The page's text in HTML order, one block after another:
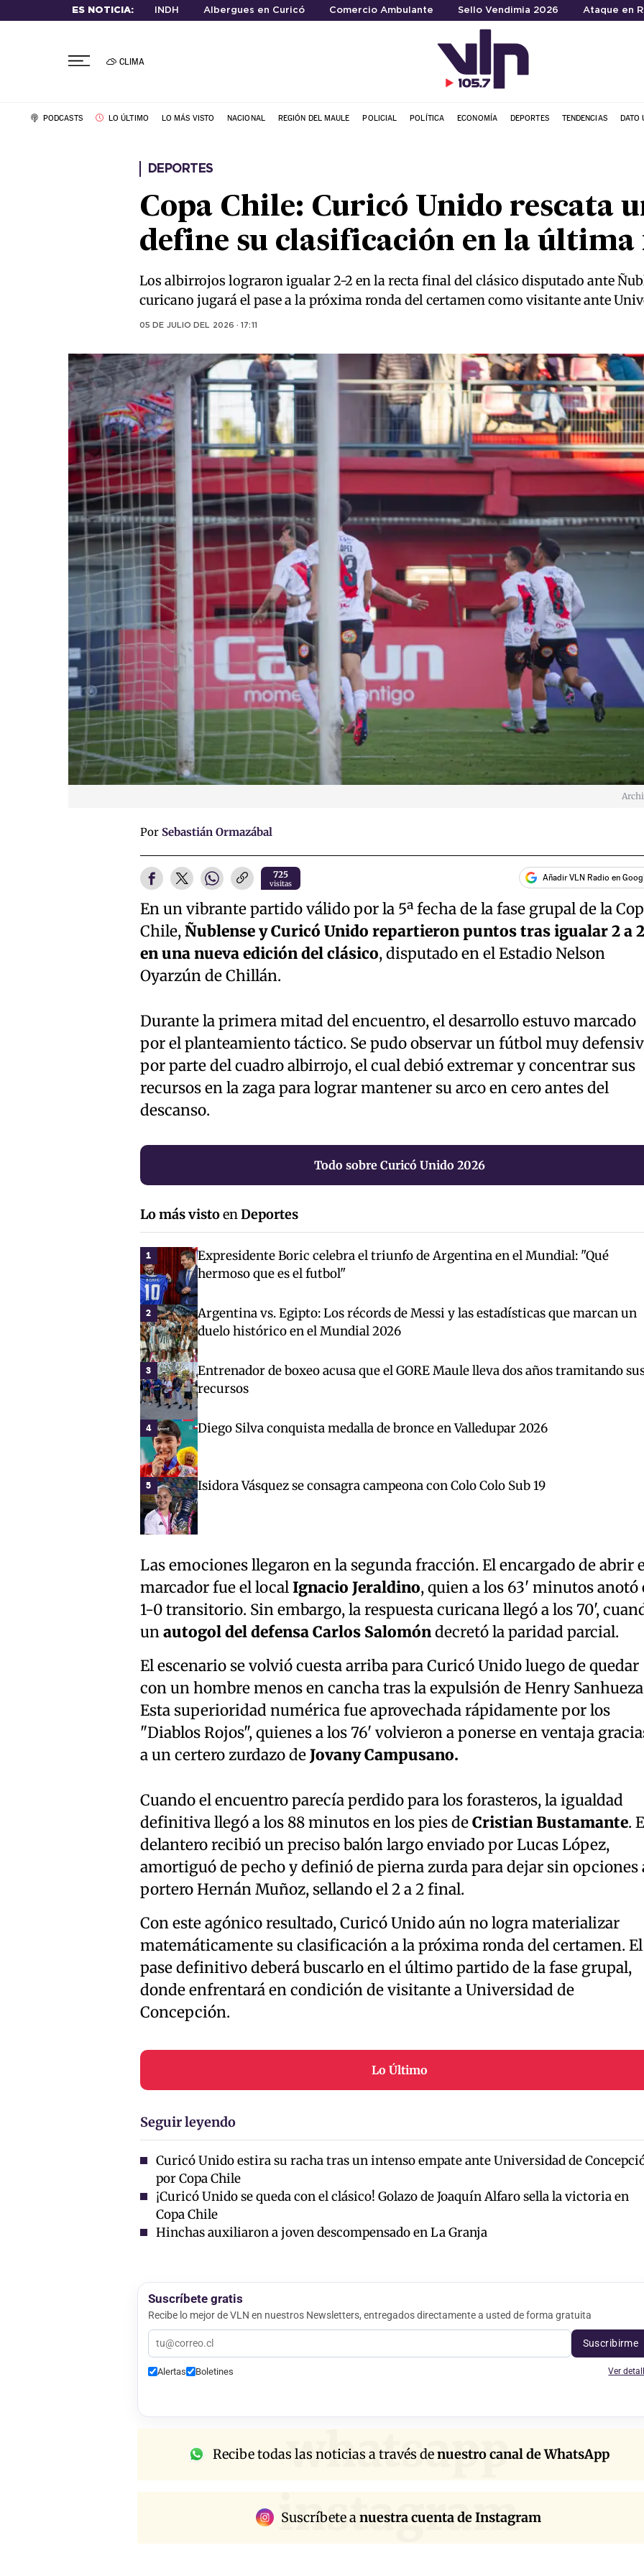
ES NOTICIA: INDH Albergues en Curicó Comercio Ambulante Sello Vendimia 2026 Ataque en
CLIMA
PODCASTS LO ÚLTIMO LO MÁS VISTO NACIONAL REGIÓN DEL MAULE POLICIAL POLÍTICA ECONOMÍA DEPORTES TENDENCIAS DATO
DEPORTES
Copa Chile: Curicó Unido rescata
define su clasificación en la última
Los albirrojos lograron igualar 2-2 en la recta final del clásico disputado ante
curicano jugará el pase a la próxima ronda del certamen como visitante ante
05 DE JULIO DEL 2026 · 17:11
Por Sebastián Ormazábal
725
visitas
Añadir VLN Radio en
En un vibrante partido válido por la 5ª fecha de la fase grupal de la
Chile,Ñublense y Curicó Unido repartieron puntos tras igualar 2 a 2
en una nueva edición del clásico, disputado en el Estadio Nelson
Oyarzún de Chillán.
Durante la primera mitad del encuentro, el desarrollo estuvo marcado
por el planteamiento táctico. Se pudo observar un fútbol muy
por parte del cuadro albirrojo, el cual debió extremar y concentrar sus
recursos en la zaga para lograr mantener su arco en cero antes del
descanso.
Todo sobre Curicó Unido 2026
Lo más vistoenDeportes
1
Expresidente Boric celebra el triunfo de Argentina en el Mundial: "Qué
hermoso que es el futbol"
2
Argentina vs. Egipto: Los récords de Messi y las estadísticas que marcan un
duelo histórico en el Mundial 2026
3
Entrenador de boxeo acusa que el GORE Maule lleva dos años tramitando
recursos
4 Diego Silva conquista medalla de bronce en Valledupar 2026
5 Isidora Vásquez se consagra campeona con Colo Colo Sub 19
Las emociones llegaron en la segunda fracción. El encargado de abrir
marcador fue el localIgnacio Jeraldino, quien a los 63' minutos anotó
1-0 transitorio. Sin embargo, la respuesta curicana llegó a los 70',
unautogol del defensa Carlos Salomóndecretó la paridad parcial.
El escenario se volvió cuesta arriba para Curicó Unido luego de quedar
con un hombre menos en cancha tras la expulsión de Henry
Esta superioridad numérica fue aprovechada rápidamente por los
"Diablos Rojos", quienes a los 76' volvieron a ponerse en ventaja
a un certero zurdazo deJovany Campusano.
Cuando el encuentro parecía perdido para los forasteros, la igualdad
definitiva llegó a los 88 minutos en los pies deCristian Bustamante.
delantero recibió un preciso balón largo enviado por Lucas López,
amortiguó de pecho y definió de pierna zurda para dejar sin opciones
portero Hernán Muñoz, sellando el 2 a 2 final.
Con este agónico resultado, Curicó Unido aún no logra materializar
matemáticamente su clasificación a la próxima ronda del certamen. El
pase definitivo deberá buscarlo en el último partido de la fase grupal,
donde enfrentará en condición de visitante a Universidad de
Concepción.
Lo Último
Seguir leyendo
Curicó Unido estira su racha tras un intenso empate ante Universidad de
por Copa Chile
¡Curicó Unido se queda con el clásico! Golazo de Joaquín Alfaro sella la victoria en
Copa Chile
Hinchas auxiliaron a joven descompensado en La Granja
Suscríbete gratis
Recibe lo mejor de VLN en nuestros Newsletters, entregados directamente a usted de forma gratuita
Suscribirme
Alertas Boletines Ver
whatsapp
Recibe todas las noticias a través denuestro canal de WhatsApp
instagram
Suscríbete anuestra cuenta de Instagram